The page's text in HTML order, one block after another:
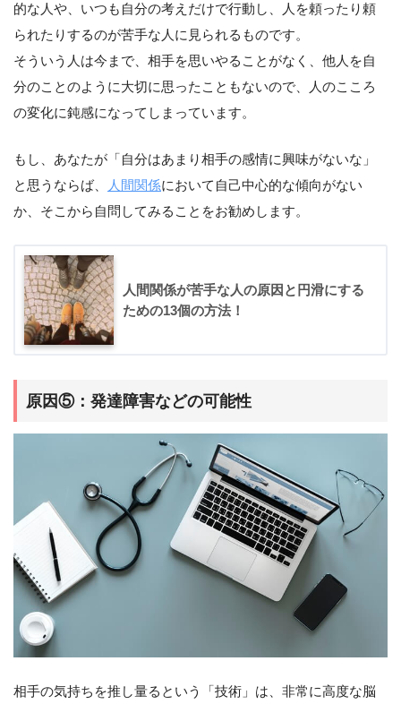
的な人や、いつも自分の考えだけで行動し、人を頼ったり頼
られたりするのが苦手な人に見られるものです。
そういう人は今まで、相手を思いやることがなく、他人を自
分のことのように大切に思ったこともないので、人のこころ
の変化に鈍感になってしまっています。
もし、あなたが「自分はあまり相手の感情に興味がないな」
と思うならば、
人間関係において自己中心的な傾向がない
か、そこから自問してみることをお勧めします。
人間関係が苦手な人の原因と円滑にする
ための13個の方法！
原因⑤：発達障害などの可能性
相手の気持ちを推し量るという「技術」は、非常に高度な脳